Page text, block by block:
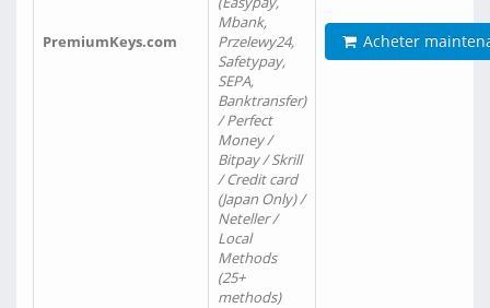
PremiumKeys.com
Mbank,
Przelewy24,
Safetypay,
SEPA,
Banktransfer)
/ Perfect
Money /
Bitpay / Skrill
/ Credit card
(Japan Only) /
Neteller /
Local
Methods
(25+
methods)
Acheter